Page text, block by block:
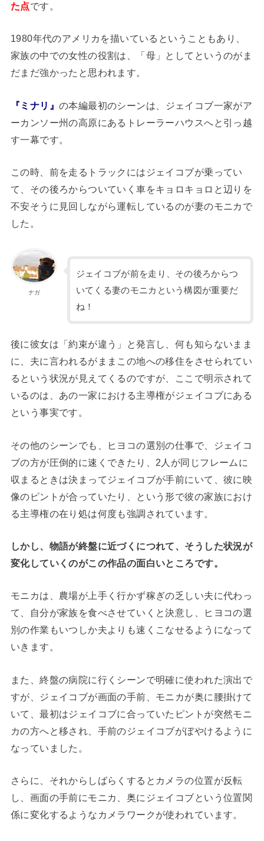
た点です。
1980年代のアメリカを描いているということもあり、
家族の中での女性の役割は、「母」としてというのがま
だまだ強かったと思われます。
『ミナリ』 の本編最初のシーンは、ジェイコブ一家がア
ーカンソー州の高原にあるトレーラーハウスへと引っ越
す一幕です。
この時、前を走るトラックにはジェイコブが乗ってい
て、その後ろからついていく車をキョロキョロと辺りを
不安そうに見回しながら運転しているのが妻のモニカで
した。
ナガ
ジェイコブが前を走り、その後ろからつ
いてくる妻のモニカという構図が重要だ
ね！
後に彼女は「約束が違う」と発言し、何も知らないまま
に、夫に言われるがままこの地への移住をさせられてい
るという状況が見えてくるのですが、ここで明示されて
いるのは、あの一家における主導権がジェイコブにある
という事実です。
その他のシーンでも、ヒヨコの選別の仕事で、ジェイコ
ブの方が圧倒的に速くできたり、2人が同じフレームに
収まるときは決まってジェイコブが手前にいて、彼に映
像のピントが合っていたり、という形で彼の家族におけ
る主導権の在り処は何度も強調されています。
しかし、物語が終盤に近づくにつれて、そうした状況が
変化していくのがこの作品の面白いところです。
モニカは、農場が上手く行かず稼ぎの乏しい夫に代わっ
て、自分が家族を食べさせていくと決意し、ヒヨコの選
別の作業もいつしか夫よりも速くこなせるようになって
いきます。
また、終盤の病院に行くシーンで明確に使われた演出で
すが、ジェイコブが画面の手前、モニカが奥に腰掛けて
いて、最初はジェイコブに合っていたピントが突然モニ
カの方へと移され、手前のジェイコブがぼやけるように
なっていました。
さらに、それからしばらくするとカメラの位置が反転
し、画面の手前にモニカ、奥にジェイコブという位置関
係に変化するようなカメラワークが使われています。